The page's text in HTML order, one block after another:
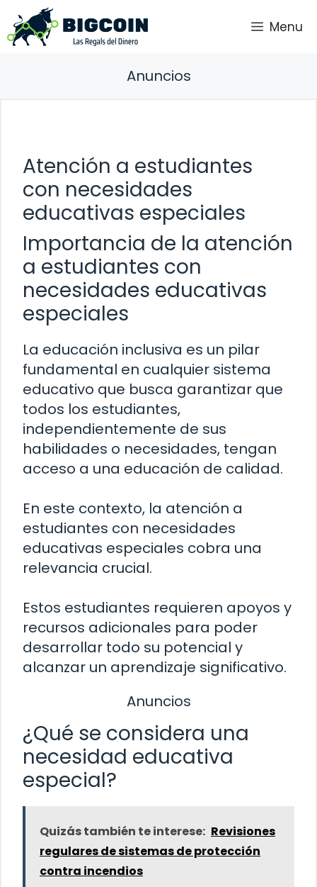
Saltar
al
contenido
Menu
Anuncios
Atención a estudiantes
con necesidades
educativas especiales
Importancia de la atención
a estudiantes con
necesidades educativas
especiales
La educación inclusiva es un pilar
fundamental en cualquier sistema
educativo que busca garantizar que
todos los estudiantes,
independientemente de sus
habilidades o necesidades, tengan
acceso a una educación de calidad.
En este contexto, la atención a
estudiantes con necesidades
educativas especiales cobra una
relevancia crucial.
Estos estudiantes requieren apoyos y
recursos adicionales para poder
desarrollar todo su potencial y
alcanzar un aprendizaje significativo.
Anuncios
¿Qué se considera una
necesidad educativa
especial?
Quizás también te interese: Revisiones
regulares de sistemas de protección
contra incendios